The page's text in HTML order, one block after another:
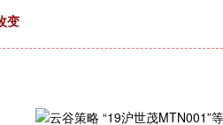
变